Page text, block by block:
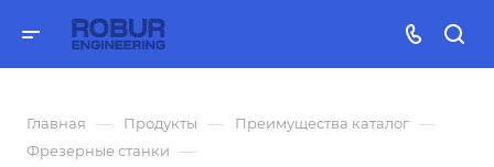
Главная — Продукты — Преимущества каталог —
Фрезерные станки —